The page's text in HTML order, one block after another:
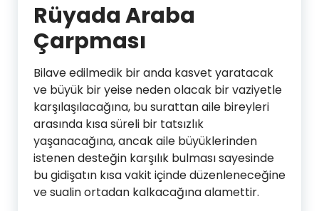
Rüyada Araba
Çarpması
Bilave edilmedik bir anda kasvet yaratacak
ve büyük bir yeise neden olacak bir vaziyetle
karşılaşılacağına, bu surattan aile bireyleri
arasında kısa süreli bir tatsızlık
yaşanacağına, ancak aile büyüklerinden
istenen desteğin karşılık bulması sayesinde
bu gidişatın kısa vakit içinde düzenleneceğine
ve sualin ortadan kalkacağına alamettir.